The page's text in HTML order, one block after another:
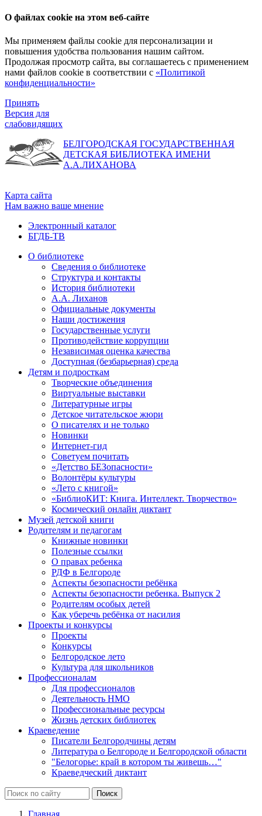
О файлах cookie на этом веб-сайте
Мы применяем файлы cookie для персонализации и
повышения удобства пользования нашим сайтом.
Продолжая просмотр сайта, вы соглашаетесь с применением
нами файлов cookie в соответствии с «Политикой
конфиденциальности»
Принять
Версия для
слабовидящих
БЕЛГОРОДСКАЯ ГОСУДАРСТВЕННАЯ
ДЕТСКАЯ БИБЛИОТЕКА ИМЕНИ
А.А.ЛИХАНОВА
Карта сайта
Нам важно ваше мнение
Электронный каталог
БГДБ-ТВ
О библиотеке
Сведения о библиотеке
Структура и контакты
История библиотеки
А.А. Лиханов
Официальные документы
Наши достижения
Государственные услуги
Противодействие коррупции
Независимая оценка качества
Доступная (безбарьерная) среда
Детям и подросткам
Творческие объединения
Виртуальные выставки
Литературные игры
Детское читательское жюри
О писателях и не только
Новинки
Интернет-гид
Советуем почитать
«Детство БЕЗопасности»
Волонтёры культуры
«Лето с книгой»
«БиблиоКИТ: Книга. Интеллект. Творчество»
Космический онлайн диктант
Музей детской книги
Родителям и педагогам
Книжные новинки
Полезные ссылки
О правах ребенка
РДФ в Белгороде
Аспекты безопасности ребёнка
Аспекты безопасности ребенка. Выпуск 2
Родителям особых детей
Как уберечь ребёнка от насилия
Проекты и конкурсы
Проекты
Конкурсы
Белгородское лето
Культура для школьников
Профессионалам
Для профессионалов
Деятельность НМО
Профессиональные ресурсы
Жизнь детских библиотек
Краеведение
Писатели Белгородчины детям
Литература о Белгороде и Белгородской области
"Белогорье: край в котором ты живешь…"
Краеведческий диктант
Главная